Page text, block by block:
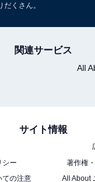
くさん。
関連サービス
All
サイト情報
シー
著作権
ての注意
All About